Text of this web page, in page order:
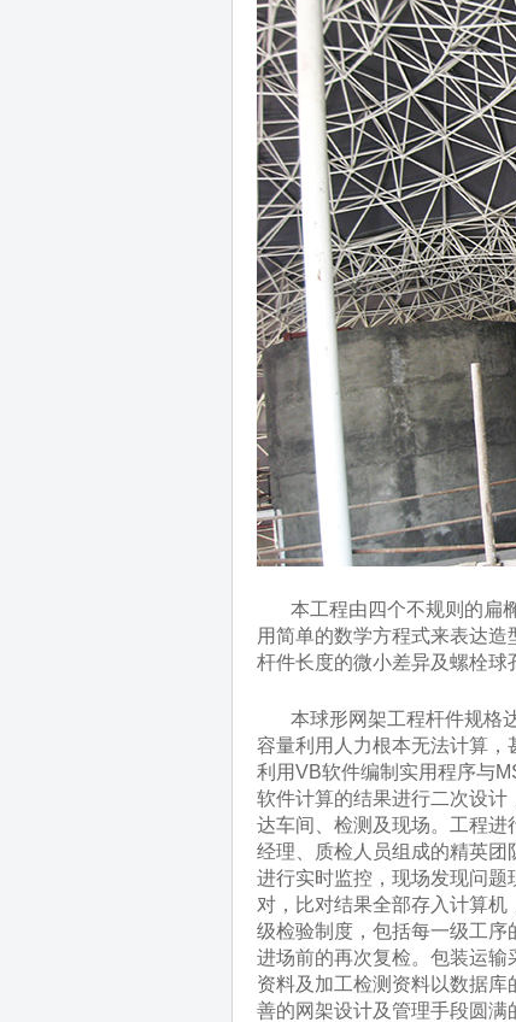
本工程由四个不规则的扁椭
用简单的数学方程式来表达
杆件长度的微小差异及螺栓球
本球形网架工程杆件规格达
容量利用人力根本无法计算，
利用VB软件编制实用程序与
软件计算的结果进行二次设
达车间、检测及现场。工程进
经理、质检人员组成的精英
进行实时监控，现场发现问
对，比对结果全部存入计算
级检验制度，包括每一级工序
进场前的再次复检。包装运
资料及加工检测资料以数据
善的网架设计及管理手段圆满